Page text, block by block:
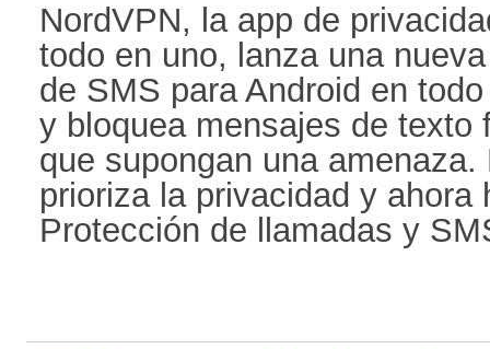
NordVPN, la app de
todo en uno, lanza una
de SMS para Android en
y bloquea mensajes de texto
que supongan una
prioriza la privacidad y ahora
Protección de llamadas y